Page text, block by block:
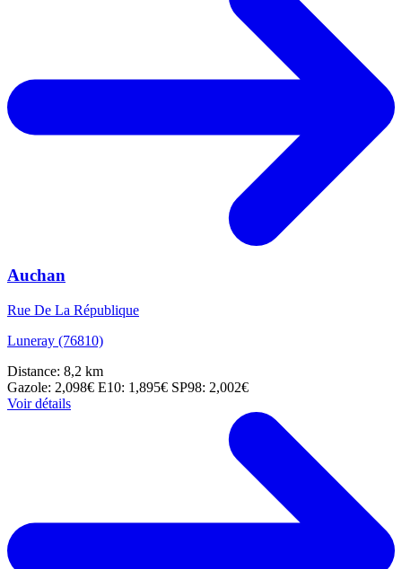
Auchan
Rue De La République
Luneray (76810)
Distance: 8,2 km
Gazole: 2,098€ E10: 1,895€ SP98: 2,002€
Voir détails